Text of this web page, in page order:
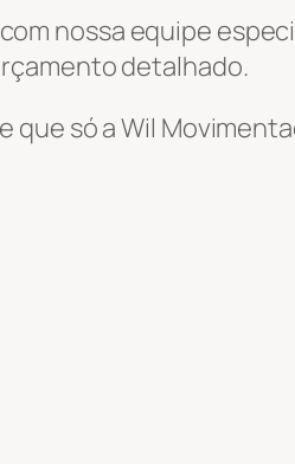
nossa equipe
detalhado.
que só a Wil